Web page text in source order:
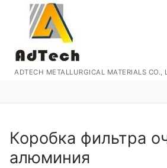
content
ADTECH METALLURGICAL MATERIALS CO.,
Коробка фильтра
алюминия